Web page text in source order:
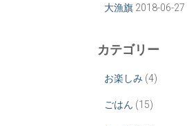
大漁旗 2018-06-27
カテゴリー
お楽しみ (4)
ごはん (15)